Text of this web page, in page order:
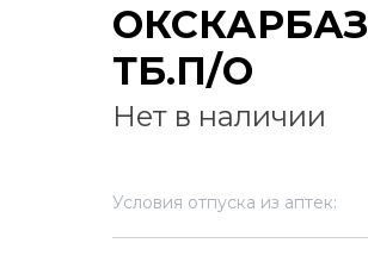
ТБ.П/О
Нет в наличии
Условия отпуска из аптек: